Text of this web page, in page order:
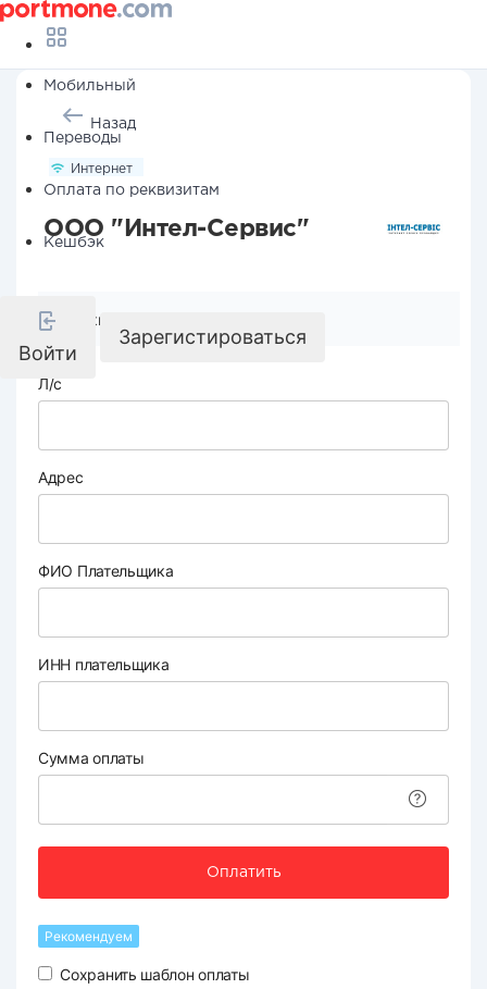
Мобильный
Переводы
Оплата по реквизитам
Кешбэк
Войти
Зарегистироваться
Назад
Интернет
ООО "Интел-Сервис"
Реквизиты компании
Л/с
Адрес
ФИО Плательщика
ИНН плательщика
Сумма оплаты
Оплатить
Рекомендуем
Сохранить шаблон оплаты